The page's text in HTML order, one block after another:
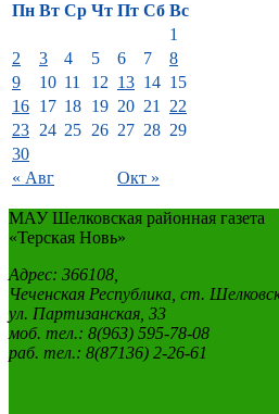
Пн Вт Ср Чт Пт Сб Вс
« Авг Окт »
1
2
3 4 5 6 7
8
9
10 11 12 13 14 15
16 17 18 19 20 21
22
23 24 25 26 27 28 29
30
МАУ Шелковская районная газета
«Терская Новь»
Адрес: 366108,
Чеченская Республика, ст.
ул. Партизанская, 33
моб. тел.: 8(963) 595-78-08
раб. тел.: 8(87136) 2-26-61